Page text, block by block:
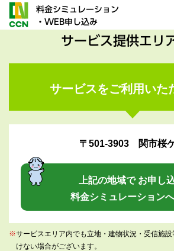
料金シミュレーション
・WEB申し込み
サービス提供エリ
サービスをご利用いた
〒501-3903 関市桜
上記の地域で お申し
料金シミュレーション
※サービスエリア内でも立地・建物状況・受信施
けない場合がございます。